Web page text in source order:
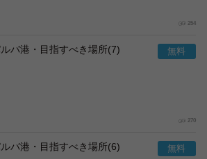
254
バ港・目指すべき場所(7)
270
バ港・目指すべき場所(6)